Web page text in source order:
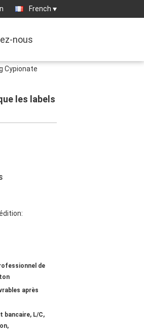
French
nous
Cypionate
les labels
de
après
bancaire, L/C,